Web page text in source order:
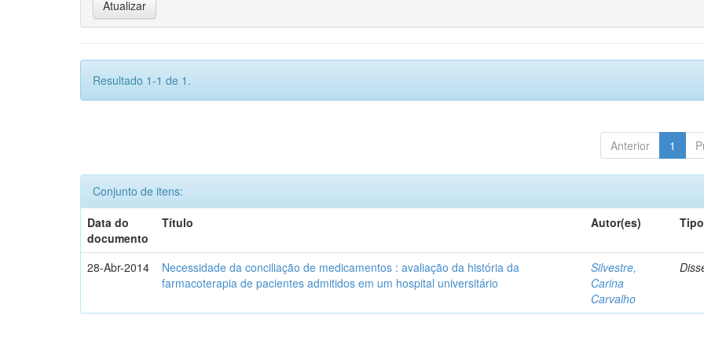
Resultado 1-1 de 1.
Anterior 1
Conjunto de itens:
Data do
documento
Título Autor(es) Tipo
28-Abr-2014
Necessidade da conciliação de medicamentos : avaliação da história da
farmacoterapia de pacientes admitidos em um hospital universitário
Silvestre,
Carina
Carvalho